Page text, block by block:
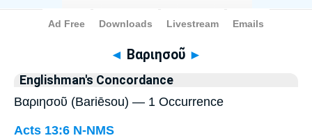
Bible>Strong's > Greek
◄ Βαριησοῦ ►
Englishman's Concordance
Βαριησοῦ (Bariēsou) — 1 Occurrence
Acts 13:6 N-NMS